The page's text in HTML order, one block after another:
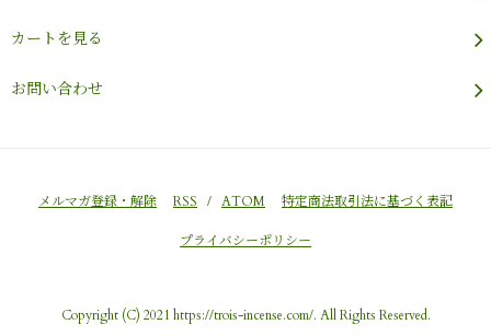
カートを見る
お問い合わせ
メルマガ登録・解除 RSS / ATOM 特定商法取引法に基づく表記
プライバシーポリシー
Copyright (C) 2021 https://trois-incense.com/. All Rights Reserved.